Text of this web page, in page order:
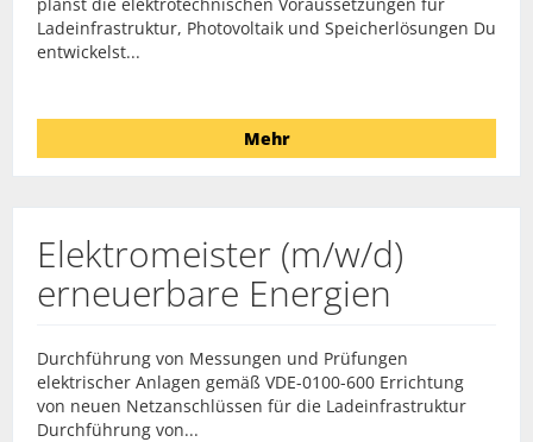
Ladeinfrastruktur, Photovoltaik und Speicherlösungen Du
entwickelst...
Mehr
Elektromeister (m/w/d)
erneuerbare Energien
Durchführung von Messungen und Prüfungen
elektrischer Anlagen gemäß VDE-0100-600 Errichtung
von neuen Netzanschlüssen für die Ladeinfrastruktur
Durchführung von...